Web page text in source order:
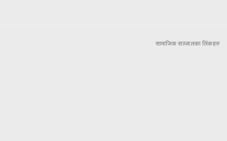
सामाजिक सञ्जालका लिंकहरु